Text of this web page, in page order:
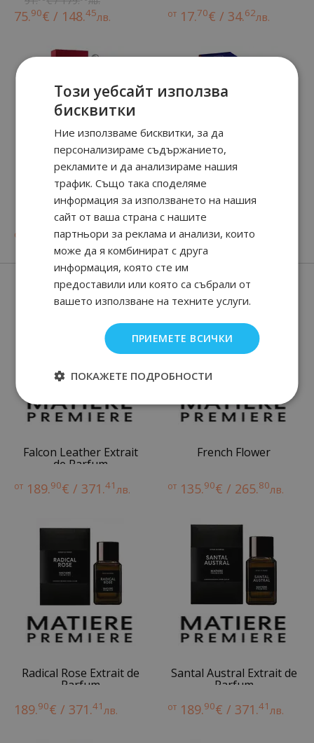
75.90€ / 148.45лв. от 17.70€ / 34.62лв.
Declaration Parfum
от 62€ / 147.90 лв.
Pasha de Parfum
105.90€ / 207.
94.90€ / 185.61лв.
Нови парфюми
Falcon Leather Extrait
de Parfum
от 189.90€ / 371.41лв.
French Flower
от 135.90€ / 265.80лв.
Radical Rose Extrait de
Parfum
189.90€ / 371.41лв.
Santal Austral Extrait de
Parfum
от 189.90€ / 371.41лв.
Този уебсайт използва
бисквитки
Ние използваме бисквитки, за да
персонализираме съдържанието,
рекламите и да анализираме нашия
трафик. Също така споделяме
информация за използването на нашия
сайт от ваша страна с нашите
партньори за реклама и анализи, които
може да я комбинират с друга
информация, която сте им
предоставили или която са събрали от
вашето използване на техните услуги.
ПРИЕМЕТЕ ВСИЧКИ
ПОКАЖЕТЕ ПОДРОБНОСТИ